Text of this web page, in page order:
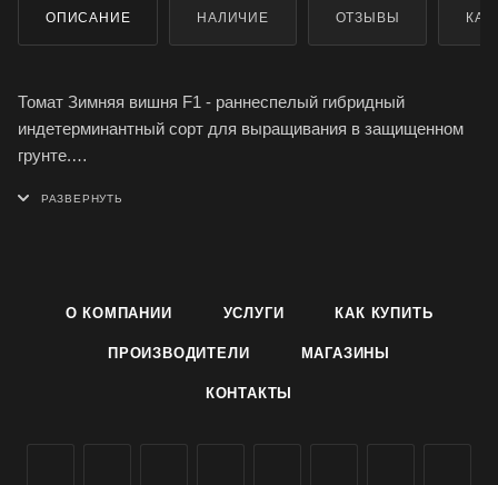
ОПИСАНИЕ НАЛИЧИЕ ОТЗЫВЫ
Томат Зимняя вишня F1 - раннеспелый гибридный
индетерминантный сорт для выращивания в защищенном
грунте.
Идеален для консервирования.
Выращивание. Посев на рассаду в марте на глубину 1–1,5
высаживают в апреле, во временные пленочные укрытия -
О КОМПАНИИ УСЛУГИ КАК КУПИТЬ
ПРОИЗВОДИТЕЛИ МАГАЗИНЫ
КОНТАКТЫ